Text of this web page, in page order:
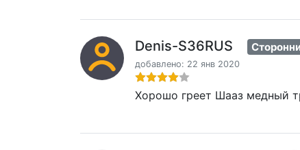
Denis-S36RUS
добавлено: 22 янв 2020
Хорошо греет Шааз медный